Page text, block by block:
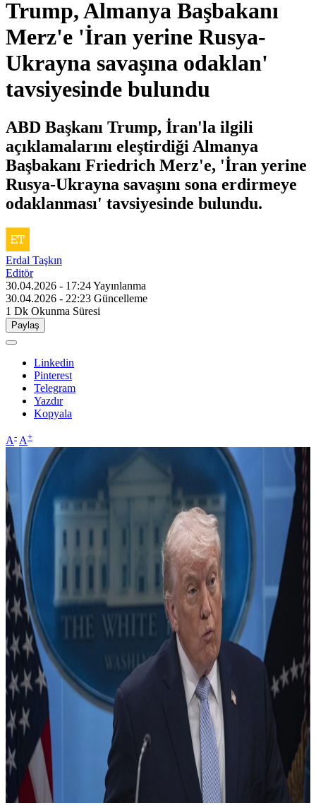
Trump, Almanya Başbakanı
Merz'e 'İran yerine Rusya-
Ukrayna savaşına odaklan'
tavsiyesinde bulundu
ABD Başkanı Trump, İran'la ilgili
açıklamalarını eleştirdiği Almanya
Başbakanı Friedrich Merz'e, 'İran yerine
Rusya-Ukrayna savaşını sona erdirmeye
odaklanması' tavsiyesinde bulundu.
Erdal Taşkın
Editör
30.04.2026 - 17:24Yayınlanma
30.04.2026 - 22:23 Güncelleme
1 Dk Okunma Süresi
Paylaş
Linkedin
Pinterest
Telegram
Yazdır
Kopyala
A- A+